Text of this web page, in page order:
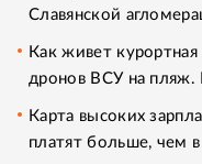
Славянской
Как живет
дронов ВСУ на пляж.
Карта высоких
платят больше, чем